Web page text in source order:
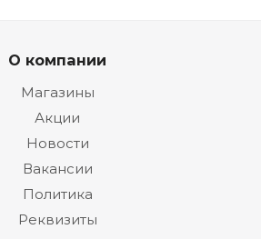
О компании
Магазины
Акции
Новости
Вакансии
Политика
Реквизиты